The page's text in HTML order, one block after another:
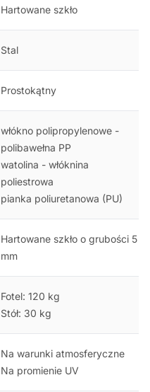
Hartowane szkło
Stal
Prostokątny
włókno polipropylenowe -
polibawełna PP
watolina - włóknina
poliestrowa
pianka poliuretanowa (PU)
Hartowane szkło o grubości 5
mm
Fotel: 120 kg
Stół: 30 kg
Na warunki atmosferyczne
Na promienie UV